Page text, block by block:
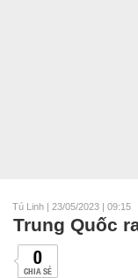
Tú Linh | 23/05/2023 | 09:15
Trung Quốc
0
CHIA SẺ